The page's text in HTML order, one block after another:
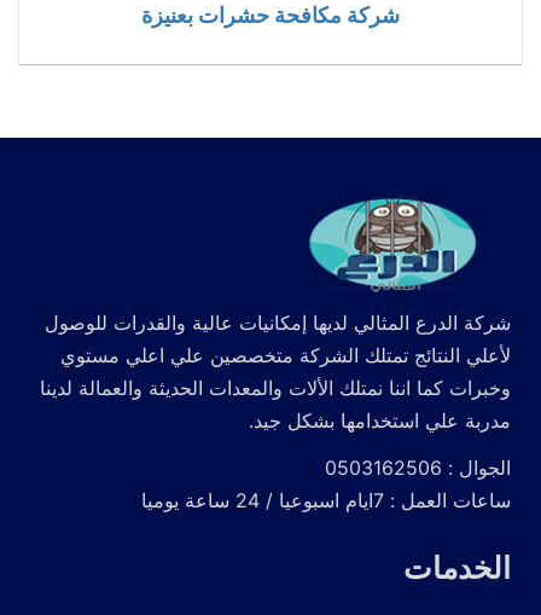
شركة مكافحة حشرات بعنيزة
شركة الدرع المثالي لديها إمكانيات عالية والقدرات للوصول
لأعلي النتائج تمتلك الشركة متخصصين علي اعلي مستوي
وخبرات كما اننا نمتلك الألات والمعدات الحديثة والعمالة لدينا
مدربة علي استخدامها بشكل جيد.
الجوال : 0503162506
ساعات العمل : 7ايام اسبوعيا / 24 ساعة يوميا
الخدمات